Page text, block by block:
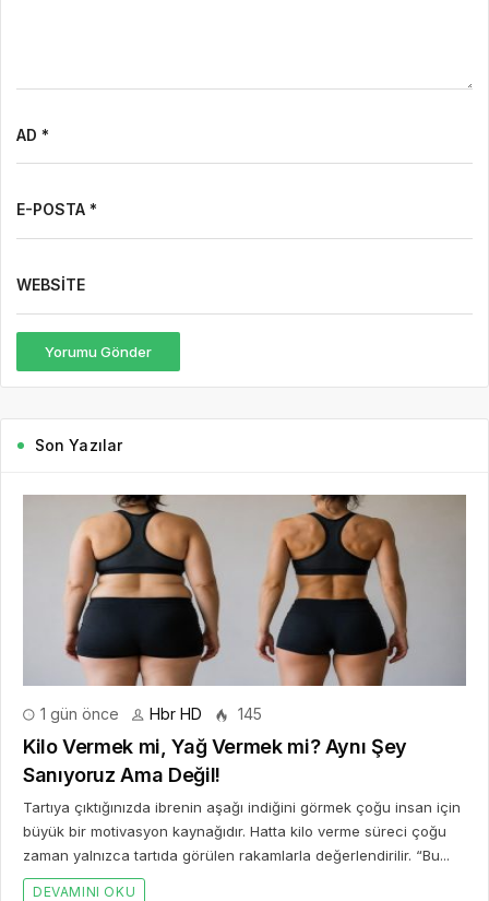
AD *
E-POSTA *
WEBSITE
Yorumu Gönder
Son Yazılar
1 gün önce Hbr HD 145
Kilo Vermek mi, Yağ Vermek mi? Aynı Şey
Sanıyoruz Ama Değil!
Tartıya çıktığınızda ibrenin aşağı indiğini görmek çoğu insan için
büyük bir motivasyon kaynağıdır. Hatta kilo verme süreci çoğu
zaman yalnızca tartıda görülen rakamlarla değerlendirilir. “Bu...
DEVAMINI OKU